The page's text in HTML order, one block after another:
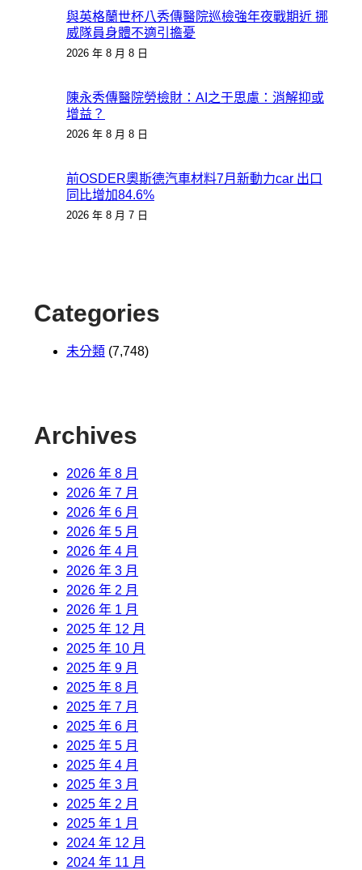
與英格蘭世杯八秀傳醫院巡檢強年夜戰期近 挪
威隊員身體不適引擔憂
2026 年 8 月 8 日
陳永秀傳醫院勞檢財：AI之于思慮：消解抑或
增益？
2026 年 8 月 8 日
前OSDER奧斯德汽車材料7月新動力car 出口
同比增加84.6%
2026 年 8 月 7 日
Categories
未分類 (7,748)
Archives
2026 年 8 月
2026 年 7 月
2026 年 6 月
2026 年 5 月
2026 年 4 月
2026 年 3 月
2026 年 2 月
2026 年 1 月
2025 年 12 月
2025 年 10 月
2025 年 9 月
2025 年 8 月
2025 年 7 月
2025 年 6 月
2025 年 5 月
2025 年 4 月
2025 年 3 月
2025 年 2 月
2025 年 1 月
2024 年 12 月
2024 年 11 月